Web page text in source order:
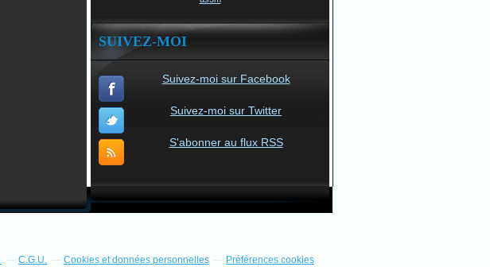
SUIVEZ-MOI
Suivez-moi sur Facebook
Suivez-moi sur Twitter
S'abonner au flux RSS
C.G.U. Cookies et données personnelles Préférences cookies